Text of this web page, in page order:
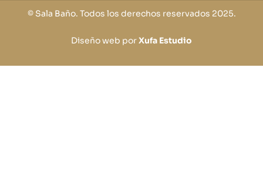
© Sala Baño. Todos los derechos reservados 2025.
Diseño web porXufa Estudio